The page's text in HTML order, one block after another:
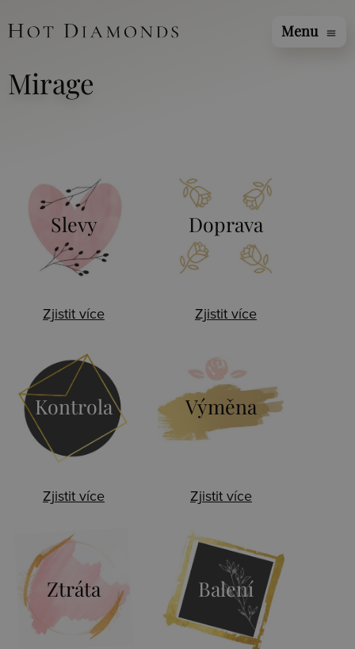
Menu menu
Mirage
Slevy
Zjistit více
Doprava
Zjistit více
Kontrola
Zjistit více
Výměna
Zjistit více
Ztráta Balení